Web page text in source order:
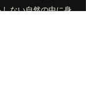
ない自然の中に身